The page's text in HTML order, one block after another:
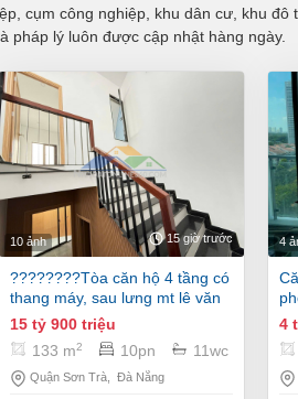
cụm công nghiệp, khu dân cư, khu
pháp lý luôn được cập nhật hàng ngày.
10 ảnh 15 giờ trước
????????tòa căn hộ 4 tầng có
thang máy, sau lưng mt lê văn
thứ gần biển võ nguyên giáp
15 tỷ 900 triệu
133 m2 10pn 11wc
Quận Sơn Trà Đà Nẵng
4
căn góc 115m new sài gòn, 3
4